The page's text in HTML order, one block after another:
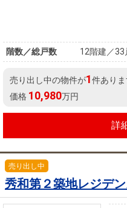
階数／総戸数
12階建／33
売り出し中の物件が1件ありま
価格 10,980万円
詳
秀和第２築地レジデ
売り出し中